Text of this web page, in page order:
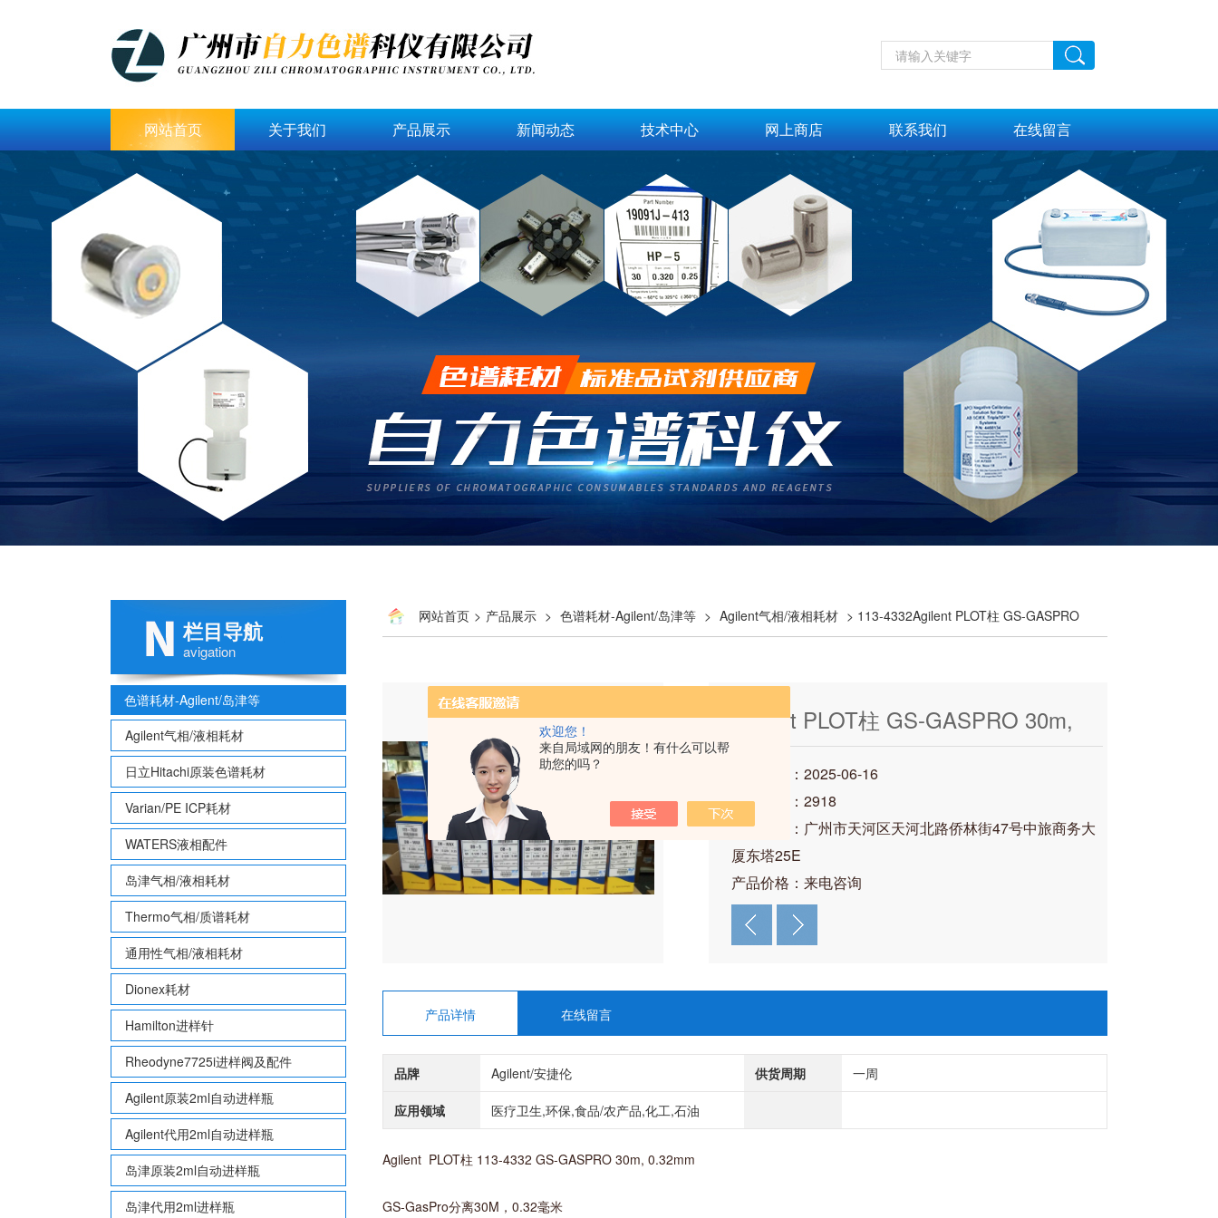
欢迎您！
来自局域网的朋友！有什么可以帮
助您的吗？
网站首页 关于我们 产品展示 新闻动态 技术中心 网上商店 联系我们 在线留言
栏目导航
avigation
色谱耗材-Agilent/岛津等
Agilent气相/液相耗材
日立Hitachi原装色谱耗材
Varian/PE ICP耗材
WATERS液相配件
岛津气相/液相耗材
Thermo气相/质谱耗材
通用性气相/液相耗材
Dionex耗材
Hamilton进样针
Rheodyne7725i进样阀及配件
Agilent原装2ml自动进样瓶
Agilent代用2ml自动进样瓶
岛津原装2ml自动进样瓶
岛津代用2ml进样瓶
网站首页 > 产品展示 > 色谱耗材-Agilent/岛津等 > Agilent气相/液相耗材 > 113-4332Agilent PLOT柱 GS-GASPRO
Agilent PLOT柱 GS-GASPRO 30m,
0.32mm
发布时间：2025-06-16
访问次数：2918
公司地址：广州市天河区天河北路侨林街47号中旅商务大
厦东塔25E
产品价格：来电咨询
产品详情 在线留言
品牌 Agilent/安捷伦 供货周期 一周
应用领域 医疗卫生,环保,食品/农产品,化工,石油
Agilent PLOT柱 113-4332 GS-GASPRO 30m, 0.32mm
GS-GasPro分离30M，0.32毫米